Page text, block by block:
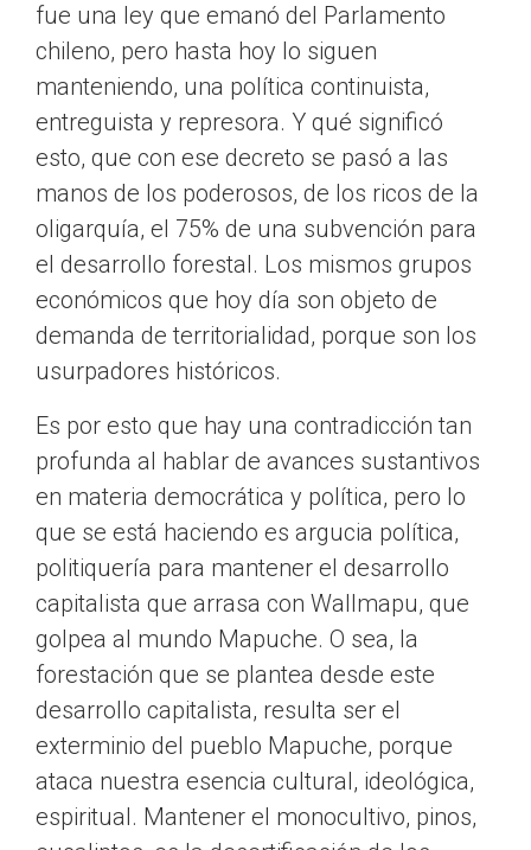
fue una ley que emanó del Parlamento
chileno, pero hasta hoy lo siguen
manteniendo, una política continuista,
entreguista y represora. Y qué significó
esto, que con ese decreto se pasó a las
manos de los poderosos, de los ricos de la
oligarquía, el 75% de una subvención para
el desarrollo forestal. Los mismos grupos
económicos que hoy día son objeto de
demanda de territorialidad, porque son los
usurpadores históricos.
Es por esto que hay una contradicción tan
profunda al hablar de avances sustantivos
en materia democrática y política, pero lo
que se está haciendo es argucia política,
politiquería para mantener el desarrollo
capitalista que arrasa con Wallmapu, que
golpea al mundo Mapuche. O sea, la
forestación que se plantea desde este
desarrollo capitalista, resulta ser el
exterminio del pueblo Mapuche, porque
ataca nuestra esencia cultural, ideológica,
espiritual. Mantener el monocultivo, pinos,